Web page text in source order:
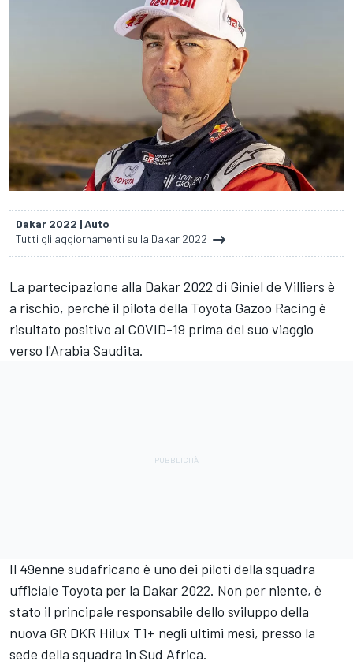
Dakar 2022 | Auto
Tutti gli aggiornamenti sulla Dakar 2022
La partecipazione alla Dakar 2022 di Giniel de Villiers è
a rischio, perché il pilota della Toyota Gazoo Racing è
risultato positivo al COVID-19 prima del suo viaggio
verso l'Arabia Saudita.
Il 49enne sudafricano è uno dei piloti della squadra
ufficiale Toyota per la Dakar 2022. Non per niente, è
stato il principale responsabile dello sviluppo della
nuova GR DKR Hilux T1+ negli ultimi mesi, presso la
sede della squadra in Sud Africa.